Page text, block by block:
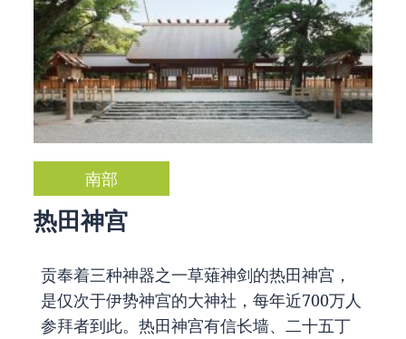
南部
热田神宫
贡奉着三种神器之一草薙神剑的热田神宫，
是仅次于伊势神宫的大神社，每年近700万人
参拜者到此。热田神宫有信长墙、二十五丁